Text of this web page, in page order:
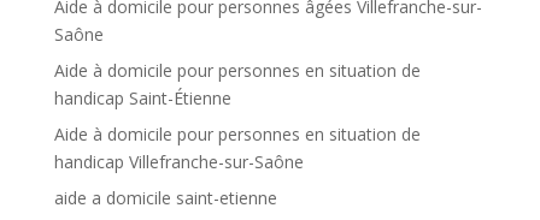
Aide à domicile pour personnes âgées Villefranche-sur-
Saône
Aide à domicile pour personnes en situation de
handicap Saint-Étienne
Aide à domicile pour personnes en situation de
handicap Villefranche-sur-Saône
aide a domicile saint-etienne